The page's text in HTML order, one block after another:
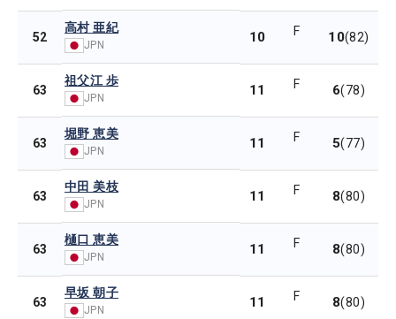
52
高村 亜紀
JPN 10 F 10(82)
63
祖父江 歩
JPN 11 F 6(78)
63
堀野 恵美
JPN 11 F 5(77)
63
中田 美枝
JPN 11 F 8(80)
63
樋口 恵美
JPN 11 F 8(80)
63
早坂 朝子
JPN 11 F 8(80)